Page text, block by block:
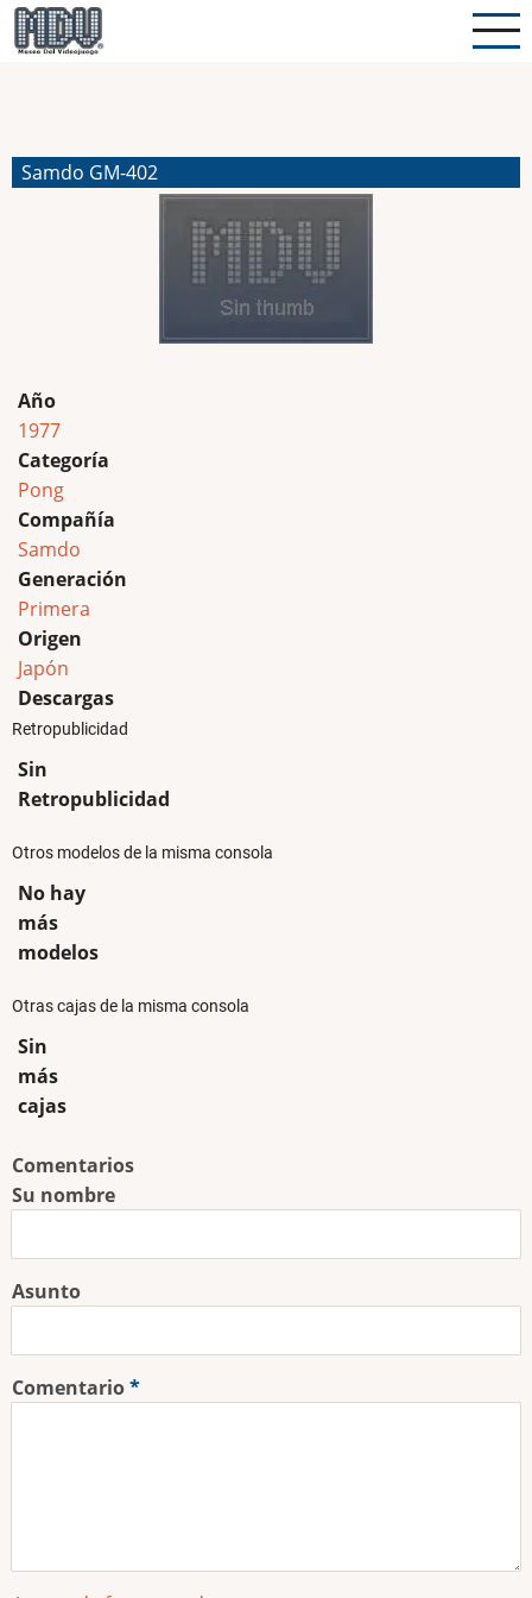
Pasar
al
Samdo GM-402
Año
1977
Categoría
Pong
Compañía
Samdo
Generación
Primera
Origen
Japón
Descargas
Retropublicidad
Sin
Retropublicidad
Otros modelos de la misma consola
No hay
más
modelos
Otras cajas de la misma consola
Sin
más
cajas
Comentarios
Su nombre
Asunto
Comentario